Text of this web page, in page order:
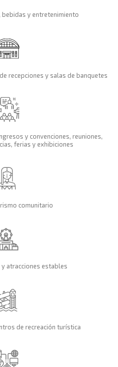
bebidas y entretenimiento
recepciones y salas de banquetes
y convenciones, reuniones,
ferias y exhibiciones
comunitario
atracciones estables
de recreación turística